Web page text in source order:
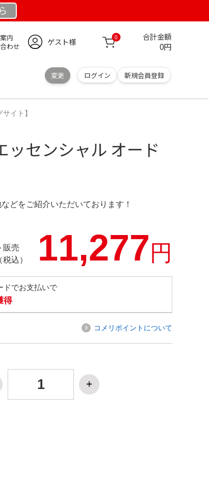
内
わせ
ゲスト様 0 合計金額
0円
変更 ログイン 新規会員登録
イト】
ッセンシャル オード
どをご紹介いただいております！
販売
込）
11,277円
ドでお支払いで
得
コメリポイントについて